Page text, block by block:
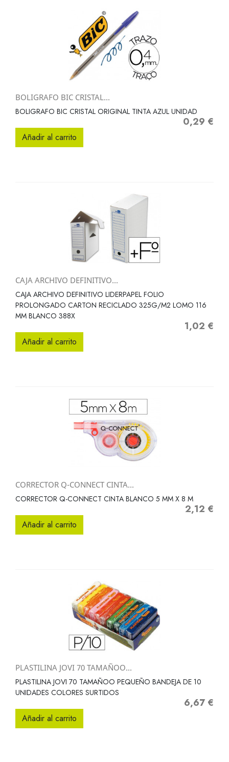
BOLIGRAFO BIC CRISTAL...
BOLIGRAFO BIC CRISTAL ORIGINAL TINTA AZUL UNIDAD
Precio
0,29 €
Añadir al carrito
CAJA ARCHIVO DEFINITIVO...
CAJA ARCHIVO DEFINITIVO LIDERPAPEL FOLIO
PROLONGADO CARTON RECICLADO 325G/M2 LOMO 116
MM BLANCO 388X
Precio
1,02 €
Añadir al carrito
CORRECTOR Q-CONNECT CINTA...
CORRECTOR Q-CONNECT CINTA BLANCO 5 MM X 8 M
Precio
2,12 €
Añadir al carrito
PLASTILINA JOVI 70 TAMAÑOO...
PLASTILINA JOVI 70 TAMAÑOO PEQUEÑO BANDEJA DE 10
UNIDADES COLORES SURTIDOS
Precio
6,67 €
Añadir al carrito